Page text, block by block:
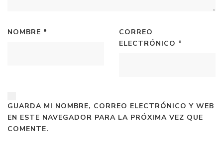
NOMBRE *
CORREO
ELECTRÓNICO *
GUARDA MI NOMBRE, CORREO ELECTRÓNICO Y WEB
EN ESTE NAVEGADOR PARA LA PRÓXIMA VEZ QUE
COMENTE.